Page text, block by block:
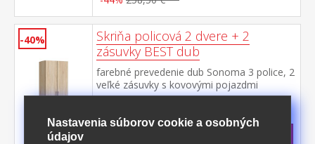
-40%
Skriňa policová 2 dvere + 2
zásuvky BEST dub
farebné prevedenie dub Sonoma 3 police, 2
veľké zásuvky s kovovými pojazdmi
Skladom>5 ks
Nastavenia súborov cookie a osobných
údajov